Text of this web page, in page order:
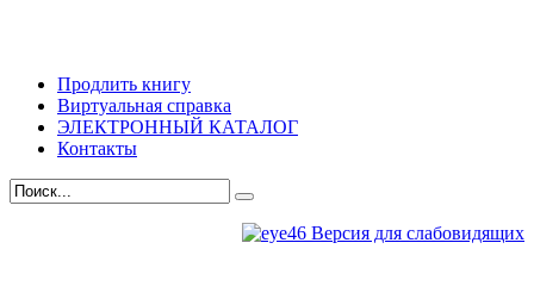
Продлить книгу
Виртуальная справка
ЭЛЕКТРОННЫЙ КАТАЛОГ
Контакты
Версия для слабовидящих